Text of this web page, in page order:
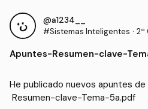
@a1234__
#Sistemas Inteligentes · 2º
Apuntes-Resumen-clave-
He publicado nuevos apuntes
Resumen-clave-Tema-5a.pdf